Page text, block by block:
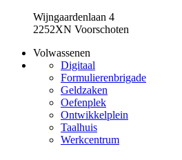
Wijngaardenlaan 4
2252XN Voorschoten
Volwassenen
Digitaal
Formulierenbrigade
Geldzaken
Oefenplek
Ontwikkelplein
Taalhuis
Werkcentrum